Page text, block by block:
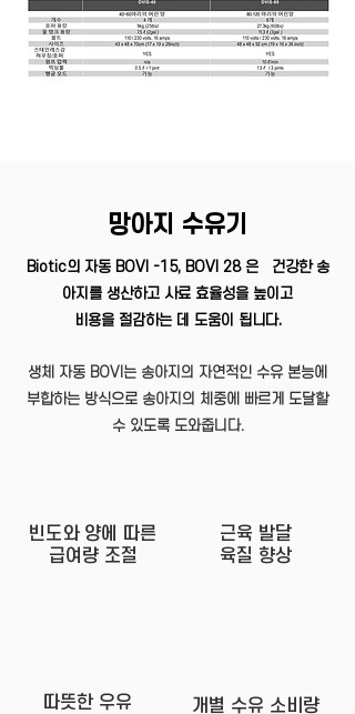
망아지 수유기
Biotic의 자동 BOVI -15, BOVI 28 은 건강한 송
아지를 생산하고 사료 효율성을 높이고
비용을 절감하는 데 도움이 됩니다.
생체 자동 BOVI는 송아지의 자연적인 수유 본능에
부합하는 방식으로 송아지의 체중에 빠르게 도달할
수 있도록 도와줍니다.
빈도와 양에 따른
​급여량 조절
근육 발달
​육질 향상
따뜻한 우유
개별 수유 소비량